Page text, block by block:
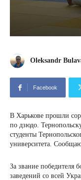
Oleksandr
Facebook
В Харькове прошли
по дзюдо.
студенты
университета.
За звание победителя
заведений со всей